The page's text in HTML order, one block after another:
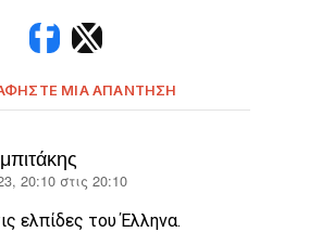
ΜΙΑ ΑΠΆΝΤΗΣΗ
20:10 στις 20:10
ελπίδες του Έλληνα.